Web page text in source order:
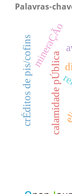
Palavras-
calamidade pÚblica
mineraÇÃo
crÉditos de pis/cofins